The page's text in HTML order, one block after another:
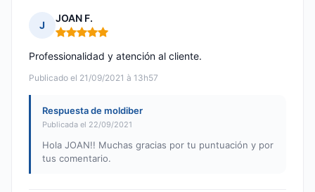
J
JOAN F.
Nota: 5 de 5
Publicado el 21/09/2021 à 13h57
Professionalidad y atención al cliente.
Respuesta de moldiber
Publicada el 22/09/2021
Hola JOAN!! Muchas gracias por tu puntuación y por
tus comentario.